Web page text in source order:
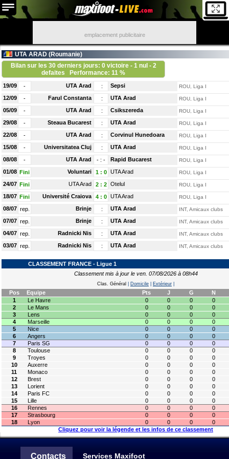
emplacement publicitaire
UTA ARAD (Roumanie)
Bilan sur les 30 derniers jours: 0 victoire - 1 nul - 2
defaites
Performance: 11 %
19/09 - UTA Arad : Sepsi ROU, Liga I
12/09 - Farul Constanta : UTA Arad ROU, Liga I
05/09 - UTA Arad : Csikszereda ROU, Liga I
29/08 - Steaua Bucarest : UTA Arad ROU, Liga I
22/08 - UTA Arad : Corvinul Hunedoara ROU, Liga I
15/08 - Universitatea Cluj : UTA Arad ROU, Liga I
08/08 - UTA Arad - : - Rapid Bucarest ROU, Liga I
01/08 Fini Voluntari 1: 0 UTA Arad ROU, Liga I
24/07 Fini UTA Arad 2: 2 Otelul ROU, Liga I
18/07 Fini Université Craiova 4: 0 UTA Arad ROU, Liga I
08/07 rep. Brinje : UTA Arad INT, Amicaux clubs
07/07 rep. Brinje : UTA Arad INT, Amicaux clubs
04/07 rep. Radnicki Nis : UTA Arad INT, Amicaux clubs
03/07 rep. Radnicki Nis : UTA Arad INT, Amicaux clubs
CLASSEMENT FRANCE - Ligue 1
Classement mis à jour le ven. 07/08/2026 à 08h44
Clas. Général Domicile Extérieur
Pos Equipe Pts J G
N
1
Le Havre 0 0 0
0
2
Le Mans 0 0 0
0
3
Lens 0 0 0
0
4
Marseille 0 0 0
0
5
Nice 0 0 0
0
6
Angers 0 0 0
0
7
Paris SG 0 0 0
0
8
Toulouse 0 0 0
0
9
Troyes 0 0 0
0
10
Auxerre 0 0 0
0
11
Monaco 0 0 0
0
12
Brest 0 0 0
0
13
Lorient 0 0 0
0
14
Paris FC 0 0 0
0
15
Lille 0 0 0
0
16
Rennes 0 0 0
0
17
Strasbourg 0 0 0
0
18
Lyon 0 0 0
0
Cliquez pour voir la légende et les infos de ce classement
Contacts Services Maxifoot